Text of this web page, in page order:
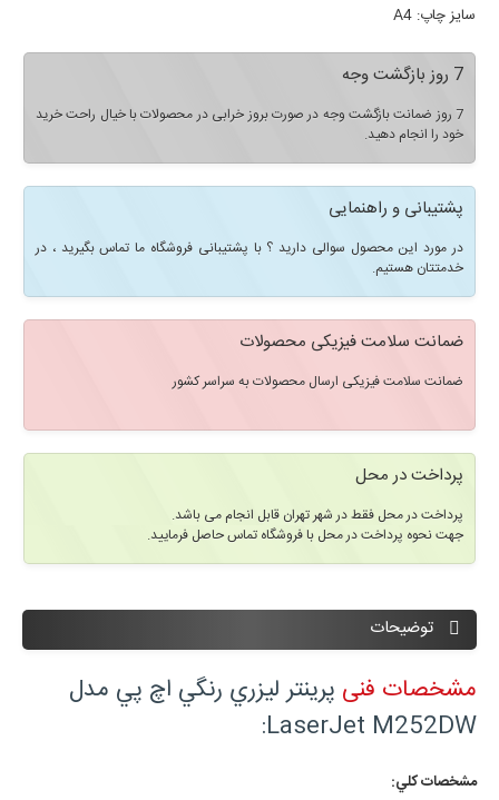
سايز چاپ: A4
7 روز بازگشت وجه
7 روز ضمانت بازگشت وجه در صورت بروز خرابی در محصولات با خیال راحت خرید
خود را انجام دهید.
پشتیبانی و راهنمایی
در مورد این محصول سوالی دارید ؟ با پشتیبانی فروشگاه ما تماس بگیرید ، در
خدمتتان هستیم.
ضمانت سلامت فیزیکی محصولات
ضمانت سلامت فیزیکی ارسال محصولات به سراسر کشور
پرداخت در محل
پرداخت در محل فقط در شهر تهران قابل انجام می باشد.
جهت نحوه پرداخت در محل با فروشگاه تماس حاصل فرمایید.
توضیحات
مشخصات فنی پرينتر ليزري رنگي اچ پي مدل
LaserJet M252DW:
مشخصات کلي: